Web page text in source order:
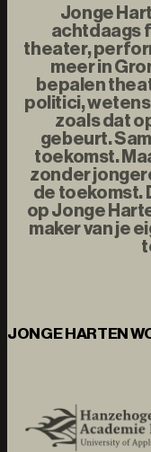
Jonge
achtdaags
theater,
meer in
bepalen
politici,
zoals dat
gebeurt.
toekomst.
zonder
de toekomst.
op Jonge
maker van je
JONGE HARTEN